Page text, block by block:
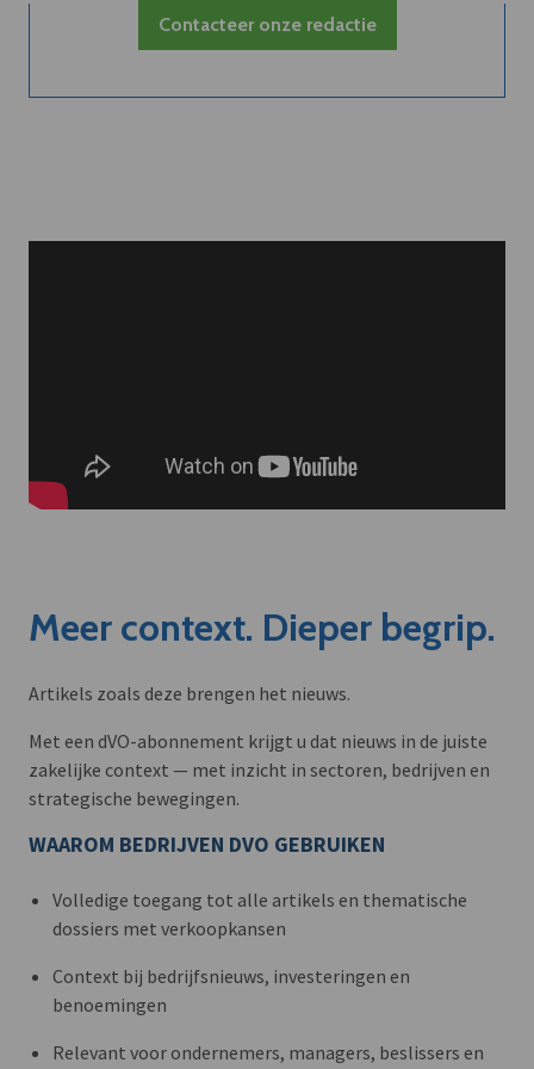
Contacteer onze redactie
Meer context. Dieper begrip.
Artikels zoals deze brengen het nieuws.
Met een dVO-abonnement krijgt u dat nieuws in de juiste
zakelijke context — met inzicht in sectoren, bedrijven en
strategische bewegingen.
WAAROM BEDRIJVEN DVO GEBRUIKEN
Volledige toegang tot alle artikels en thematische
dossiers met verkoopkansen
Context bij bedrijfsnieuws, investeringen en
benoemingen
Relevant voor ondernemers, managers, beslissers en